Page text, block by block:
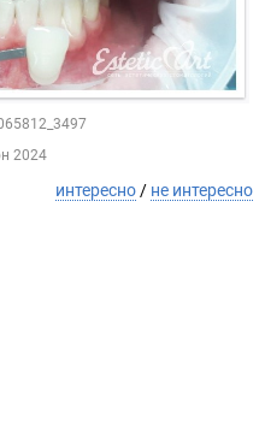
2024
интересно / не интересно